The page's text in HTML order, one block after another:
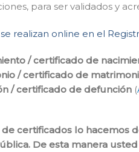
para ser validados y
realizan online en el
/ certificado de
/ certificado de
/ certificado de defunción (
certificados lo hacemos
De esta manera